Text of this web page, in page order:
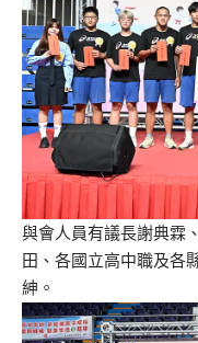
與會人員有議長謝典霖
田、各國立高中職及各
紳。